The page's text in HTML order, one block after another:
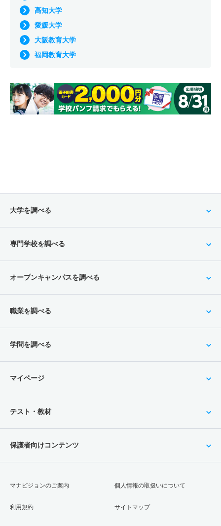
高知大学
愛媛大学
大阪教育大学
福岡教育大学
大学を調べる
専門学校を調べる
オープンキャンパスを調べる
職業を調べる
学問を調べる
マイページ
テスト・教材
保護者向けコンテンツ
マナビジョンのご案内
利用規約
個人情報の取扱いについて
サイトマップ